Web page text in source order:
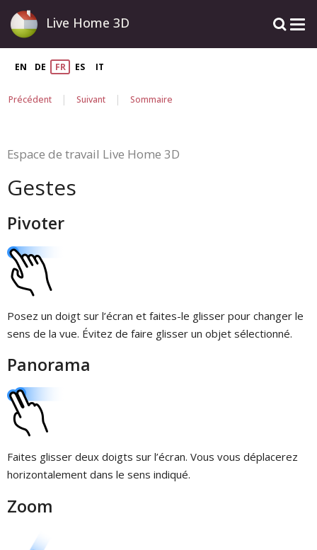
Live Home 3D
EN DE FR ES IT
Précédent | Suivant | Sommaire
Espace de travail Live Home 3D
Gestes
Pivoter
Posez un doigt sur l’écran et faites-le glisser pour changer le
sens de la vue. Évitez de faire glisser un objet sélectionné.
Panorama
Faites glisser deux doigts sur l’écran. Vous vous déplacerez
horizontalement dans le sens indiqué.
Zoom